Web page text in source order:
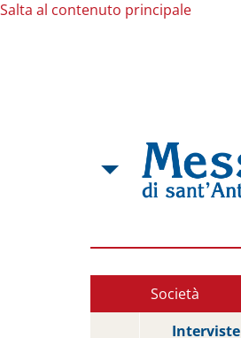
Salta al contenuto principale
Società
Interviste